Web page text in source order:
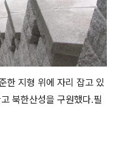
한 지형 위에 자리 잡고 있
북한산성을 구원했다.필